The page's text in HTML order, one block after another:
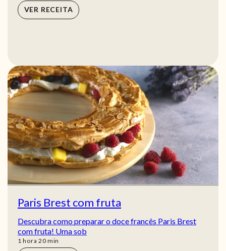
VER RECEITA
Paris Brest com fruta
Descubra como preparar o doce francês Paris Brest
com fruta! Uma sob
1 hora
hora 20min
min